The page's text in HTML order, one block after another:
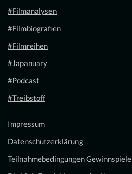
#Filmanalysen
#Filmbiografien
#Filmreihen
#Japanuary
#Podcast
#Treibstoff
Impressum
Datenschutzerklärung
Teilnahmebedingungen Gewinnspiele